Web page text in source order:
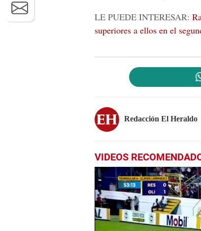
LE PUEDE INTERESAR:
superiores a ellos en el
Redacción El Heraldo
VIDEOS